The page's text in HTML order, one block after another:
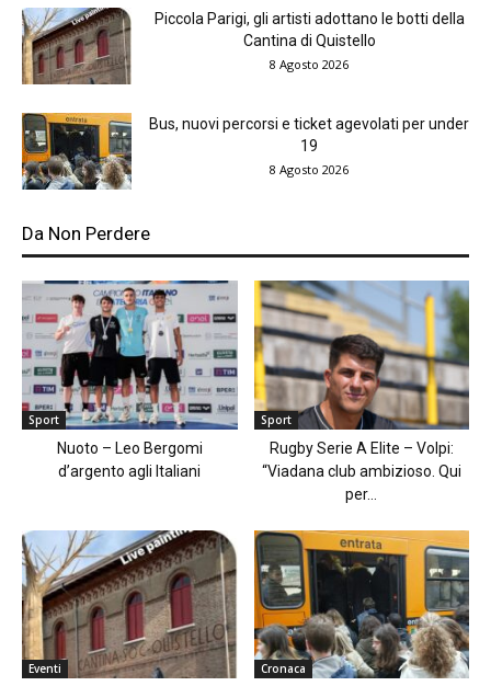
Piccola Parigi, gli artisti adottano le botti della
Cantina di Quistello
8 Agosto 2026
Bus, nuovi percorsi e ticket agevolati per under
19
8 Agosto 2026
Da Non Perdere
Sport
Nuoto – Leo Bergomi
d’argento agli Italiani
Sport
Rugby Serie A Elite – Volpi:
“Viadana club ambizioso. Qui
per...
Eventi Cronaca